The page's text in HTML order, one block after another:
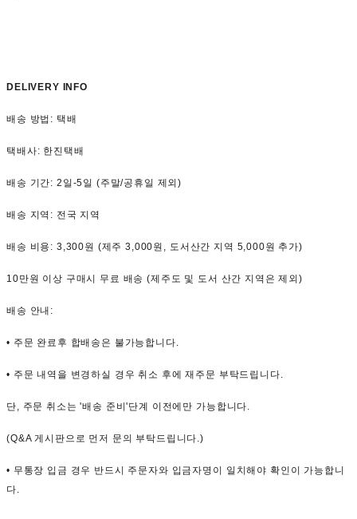
DELIVERY INFO
배송 방법: 택배
택배사: 한진택배
배송 기간: 2일-5일 (주말/공휴일 제외)
배송 지역: 전국 지역
배송 비용: 3,300원 (제주 3,000원, 도서산간 지역 5,000원 추가)
10만원 이상 구매시 무료 배송 (제주도 및 도서 산간 지역은 제외)
배송 안내:
• 주문 완료후 합배송은 불가능합니다.
• 주문 내역을 변경하실 경우 취소 후에 재주문 부탁드립니다.
단, 주문 취소는 '배송 준비'단계 이전에만 가능합니다.
(Q&A 게시판으로 먼저 문의 부탁드립니다.)
• 무통장 입금 경우 반드시 주문자와 입금자명이 일치해야 확인이 가능합니
다.